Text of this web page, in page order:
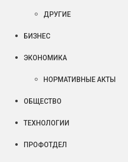
ДРУГИЕ
БИЗНЕС
ЭКОНОМИКА
НОРМАТИВНЫЕ АКТЫ
ОБЩЕСТВО
ТЕХНОЛОГИИ
ПРОФОТДЕЛ